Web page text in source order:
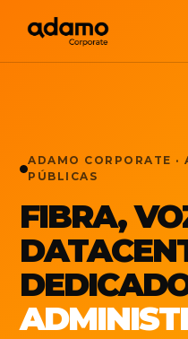
ADAMO CORPORATE ·
PÚBLICAS
FIBRA,